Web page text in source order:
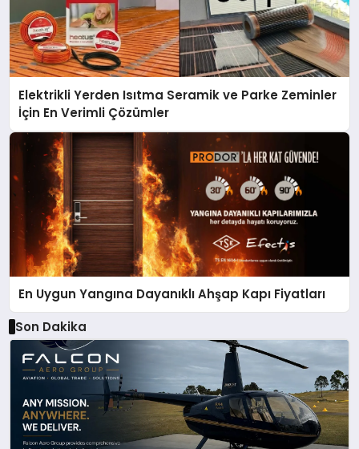
Elektrikli Yerden Isıtma Seramik ve Parke Zeminler
İçin En Verimli Çözümler
En Uygun Yangına Dayanıklı Ahşap Kapı Fiyatları
Son Dakika